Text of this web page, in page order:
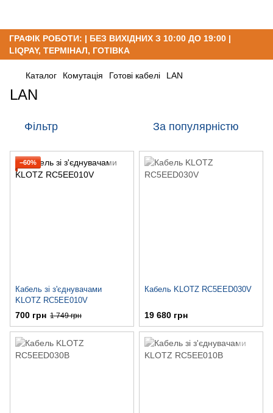
ГРАФІК РОБОТИ: | БЕЗ ВИХІДНИХ З 10:00 ДО 19:00 |
LIQPAY, ТЕРМІНАЛ, ГОТІВКА
Каталог Комутація Готові кабелі LAN
LAN
Фільтр За популярністю
−60%
Кабель зі з'єднувачами
KLOTZ RC5EE010V
700 грн 1 749 грн
Кабель KLOTZ RC5EED030V
19 680 грн